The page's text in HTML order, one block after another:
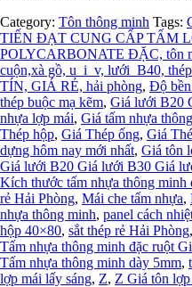
Category: Tôn thông minh Tags:
TIẾN ĐẠT CUNG CẤP TẤM
POLYCARBONATE ĐẶC, tôn
cuộn,xà gồ, u_i_v, lưới_B40,
TÍN, GIÁ RẺ, hải phòng, Độ bền
thép buộc mạ kẽm, Giá lưới B20
nhựa lợp mái, Giá tấm nhựa
Thép hộp, Giá Thép ống, Giá
dựng hôm nay mới nhất, Giá tôn
Giá lưới B20 Giá lưới B30 Giá
Kích thước tấm nhựa thông minh
rẻ Hải Phòng, Mái che tấm nhựa,
nhựa thông minh, panel cách
hộp 40×80, sắt thép rẻ Hải Phòng,
Tấm nhựa thông minh đặc ruột
Tấm nhựa thông minh dày 5mm,
lợp mái lấy sáng, Z, Z Giá tôn lợp